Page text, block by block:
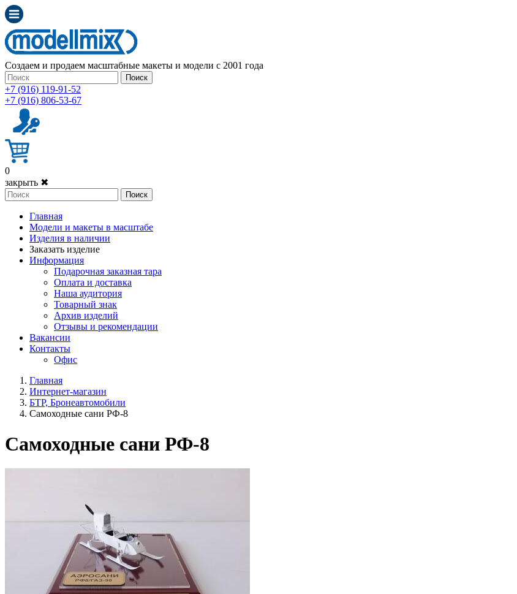
Создаем и продаем масштабные макеты и модели с 2001 года
Поиск
+7 (916) 119-91-52
+7 (916) 806-53-67
0
закрыть ✖
Поиск
Главная
Модели и макеты в масштабе
Изделия в наличии
Заказать изделие
Информация
Подарочная заказная тара
Оплата и доставка
Наша аудитория
Товарный знак
Архив изделий
Отзывы и рекомендации
Вакансии
Контакты
Офис
Главная
Интернет-магазин
БТР, Бронеавтомобили
Самоходные сани РФ-8
Самоходные сани РФ-8